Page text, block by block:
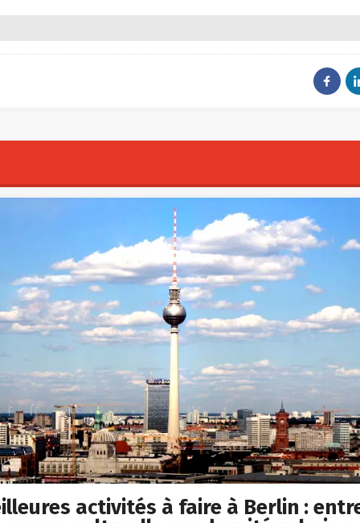
activités à faire à Berlin :